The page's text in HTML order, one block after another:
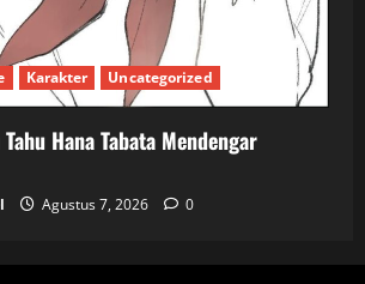
Karakter Uncategorized
Hana Tabata Mendengar
Agustus 7, 2026 0